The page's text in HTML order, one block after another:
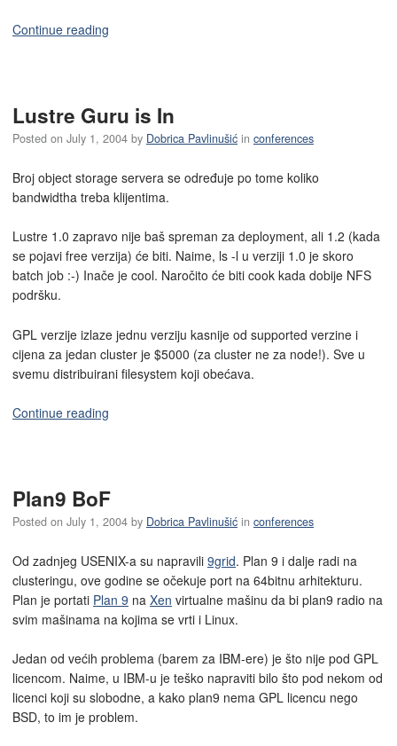
Continue reading
Lustre Guru is In
Posted on July 1, 2004 by Dobrica Pavlinušić in conferences
Broj object storage servera se određuje po tome koliko
bandwidtha treba klijentima.
Lustre 1.0 zapravo nije baš spreman za deployment, ali 1.2 (kada
se pojavi free verzija) će biti. Naime, ls -l u verziji 1.0 je skoro
batch job :-) Inače je cool. Naročito će biti cook kada dobije NFS
podršku.
GPL verzije izlaze jednu verziju kasnije od supported verzine i
cijena za jedan cluster je $5000 (za cluster ne za node!). Sve u
svemu distribuirani filesystem koji obećava.
Continue reading
Plan9 BoF
Posted on July 1, 2004 by Dobrica Pavlinušić in conferences
Od zadnjeg USENIX-a su napravili 9grid. Plan 9 i dalje radi na
clusteringu, ove godine se očekuje port na 64bitnu arhitekturu.
Plan je portati Plan 9 na Xen virtualne mašinu da bi plan9 radio na
svim mašinama na kojima se vrti i Linux.
Jedan od većih problema (barem za IBM-ere) je što nije pod GPL
licencom. Naime, u IBM-u je teško napraviti bilo što pod nekom od
licenci koji su slobodne, a kako plan9 nema GPL licencu nego
BSD, to im je problem.